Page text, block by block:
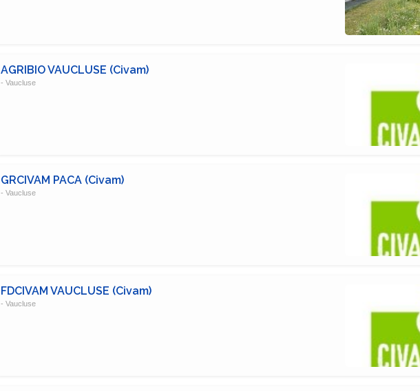
AGRIBIO VAUCLUSE (Civam)
- Vaucluse
GRCIVAM PACA (Civam)
- Vaucluse
FDCIVAM VAUCLUSE (Civam)
- Vaucluse